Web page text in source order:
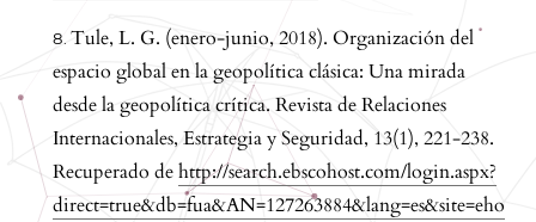
Tule, L. G. (enero-junio, 2018). Organización del
espacio global en la geopolítica clásica: Una mirada
desde la geopolítica crítica. Revista de Relaciones
Internacionales, Estrategia y Seguridad, 13(1), 221-238.
Recuperado dehttp://search.ebscohost.com/login.aspx?
direct=true&db=fua&AN=127263884&lang=es&site=eho